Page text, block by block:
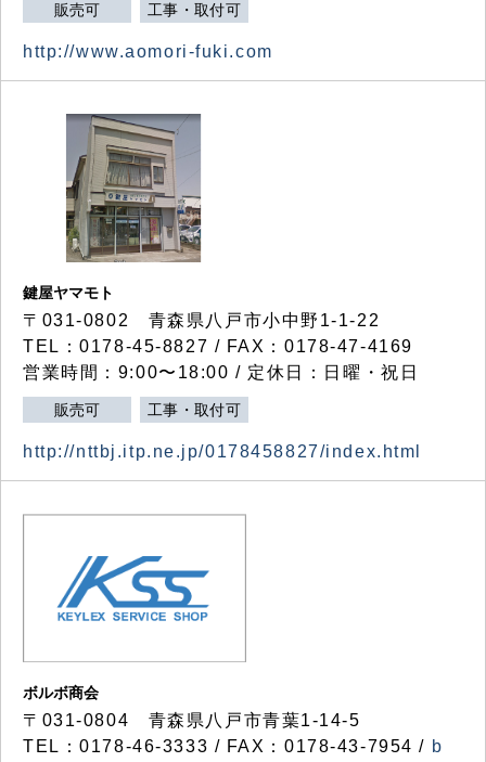
販売可 工事・取付可
http://www.aomori-fuki.com
鍵屋ヤマモト
〒031-0802 青森県八戸市小中野1-1-22
TEL：0178-45-8827 / FAX：0178-47-4169
営業時間：9:00〜18:00 / 定休日：日曜・祝日
販売可 工事・取付可
http://nttbj.itp.ne.jp/0178458827/index.html
ボルボ商会
〒031-0804 青森県八戸市青葉1-14-5
TEL：0178-46-3333 / FAX：0178-43-7954 / b